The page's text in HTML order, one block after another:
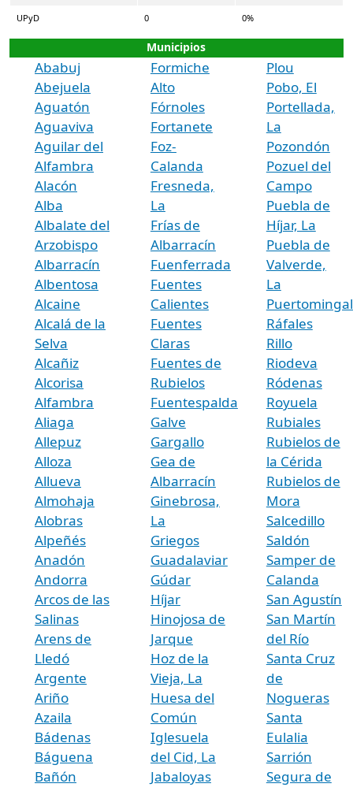
UPyD 0 0%
Municipios
Ababuj
Abejuela
Aguatón
Aguaviva
Aguilar del
Alfambra
Alacón
Alba
Albalate del
Arzobispo
Albarracín
Albentosa
Alcaine
Alcalá de la
Selva
Alcañiz
Alcorisa
Alfambra
Aliaga
Allepuz
Alloza
Allueva
Almohaja
Alobras
Alpeñés
Anadón
Andorra
Arcos de las
Salinas
Arens de
Lledó
Argente
Ariño
Azaila
Bádenas
Báguena
Bañón
Formiche
Alto
Fórnoles
Fortanete
Foz-
Calanda
Fresneda,
La
Frías de
Albarracín
Fuenferrada
Fuentes
Calientes
Fuentes
Claras
Fuentes de
Rubielos
Fuentespalda
Galve
Gargallo
Gea de
Albarracín
Ginebrosa,
La
Griegos
Guadalaviar
Gúdar
Híjar
Hinojosa de
Jarque
Hoz de la
Vieja, La
Huesa del
Común
Iglesuela
del Cid, La
Jabaloyas
Plou
Pobo, El
Portellada,
La
Pozondón
Pozuel del
Campo
Puebla de
Híjar, La
Puebla de
Valverde,
La
Ráfales
Rillo
Riodeva
Ródenas
Royuela
Rubiales
Rubielos de
la Cérida
Rubielos de
Mora
Salcedillo
Saldón
Samper de
Calanda
San Agustín
San Martín
del Río
Santa Cruz
de
Nogueras
Santa
Eulalia
Sarrión
Segura de